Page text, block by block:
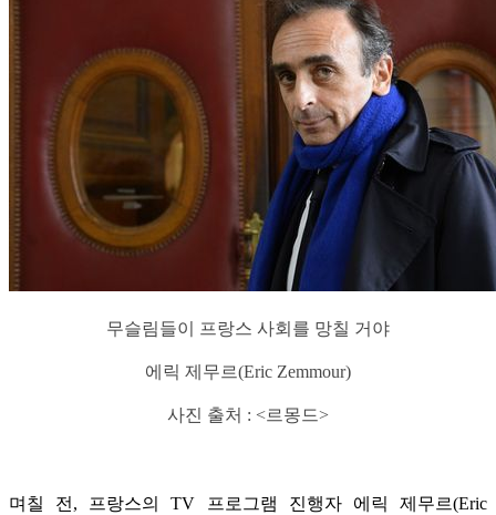
무슬림들이 프랑스 사회를 망칠 거야
에릭 제무르(Eric Zemmour)
사진 출처 : <르몽드>
며칠 전, 프랑스의 TV 프로그램 진행자 에릭 제무르(Eric